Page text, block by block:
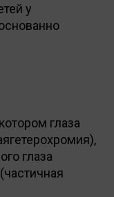
у
глаза
глаза